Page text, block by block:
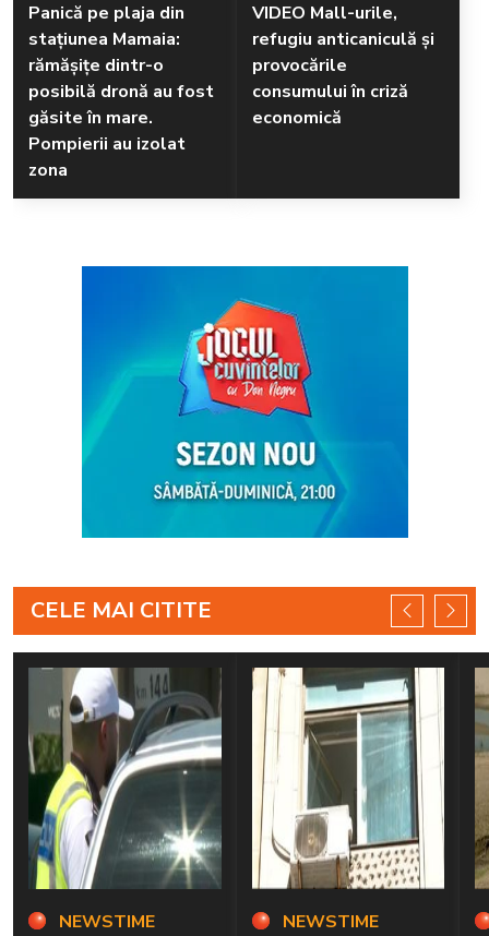
Panică pe plaja din
stațiunea Mamaia:
rămăşiţe dintr-o
posibilă dronă au fost
găsite în mare.
Pompierii au izolat
zona
VIDEO Mall-urile,
refugiu anticaniculă și
provocările
consumului în criză
economică
CELE MAI CITITE
NEWSTIME
NEWSTIME